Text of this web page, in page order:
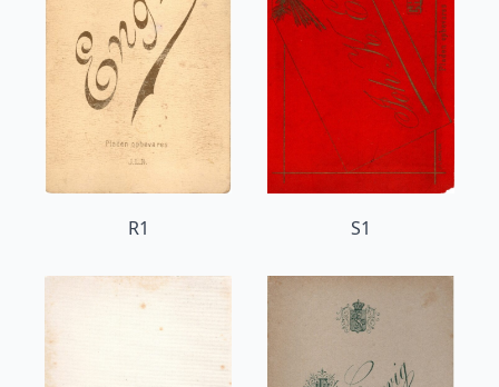
R1 S1